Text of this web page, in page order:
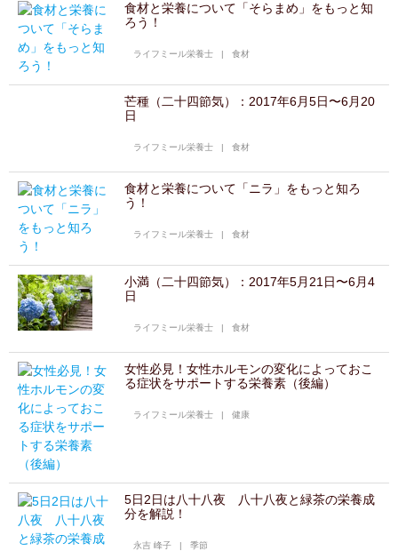
食材と栄養について「そらまめ」をもっと知
ろう！
ライフミール栄養士 |食材
芒種（二十四節気）：2017年6月5日〜6月20
日
ライフミール栄養士 |食材
食材と栄養について「ニラ」をもっと知ろ
う！
ライフミール栄養士 |食材
小満（二十四節気）：2017年5月21日〜6月4
日
ライフミール栄養士 |食材
女性必見！女性ホルモンの変化によっておこ
る症状をサポートする栄養素（後編）
ライフミール栄養士 |健康
5日2日は八十八夜 八十八夜と緑茶の栄養成
分を解説！
永吉 峰子 |季節